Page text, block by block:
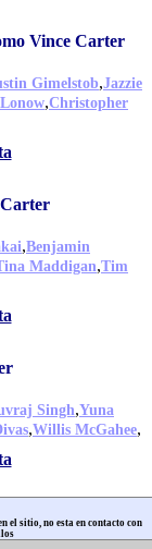
Vince Carter
Gimelstob,Jazzie
,Christopher
Carter
,Benjamin
Maddigan,Tim
Singh,Yuna
,Willis McGahee,
el sitio, no esta en contacto con